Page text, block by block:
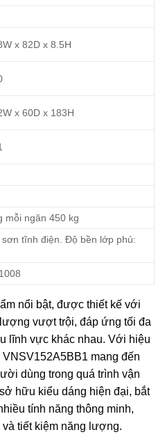
x 82D x 8.5H
x 60D x 183H
mỗi ngăn 450 kg
sơn tĩnh điện. Độ bền lớp phủ:
nổi bật, được thiết kế với
vượt trội, đáp ứng tối đa
lĩnh vực khác nhau. Với hiệu
mang đến
dùng trong quá trình vận
hữu kiểu dáng hiện đại, bắt
tính năng thông minh,
tiết kiệm năng lượng.